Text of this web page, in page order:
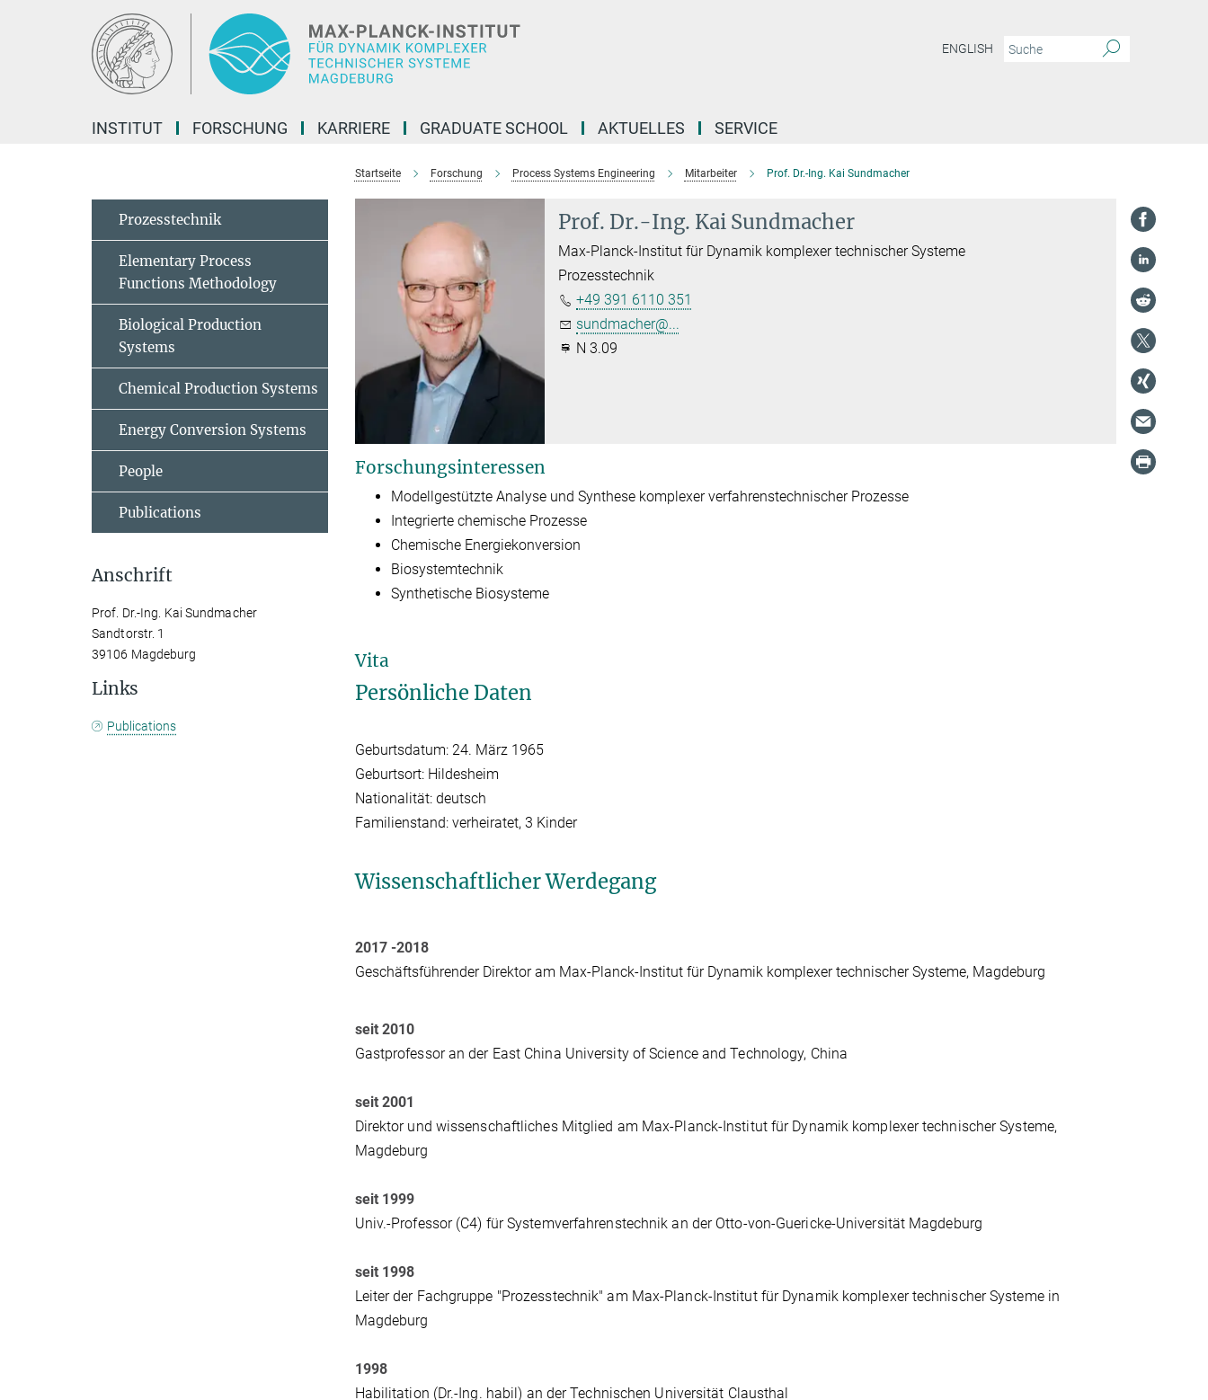
ENGLISH
INSTITUT FORSCHUNG KARRIERE GRADUATE SCHOOL AKTUELLES SERVICE
Startseite Forschung Process Systems Engineering Mitarbeiter Prof. Dr.-Ing. Kai Sundmacher
Prof. Dr.-Ing. Kai Sundmacher
Max-Planck-Institut für Dynamik komplexer technischer Systeme
Prozesstechnik
+49 391 6110 351
sundmacher@...
N 3.09
Forschungsinteressen
Modellgestützte Analyse und Synthese komplexer verfahrenstechnischer Prozesse
Integrierte chemische Prozesse
Chemische Energiekonversion
Biosystemtechnik
Synthetische Biosysteme
Vita
Persönliche Daten
Geburtsdatum: 24. März 1965
Geburtsort: Hildesheim
Nationalität: deutsch
Familienstand: verheiratet, 3 Kinder
Wissenschaftlicher Werdegang
2017 -2018
Geschäftsführender Direktoram Max-Planck-Institut für Dynamik komplexer technischer Systeme, Magdeburg
seit 2010
Gastprofessor an der East China University of Science and Technology, China
seit 2001
Direktor und wissenschaftliches Mitglied am Max-Planck-Institut für Dynamik komplexer technischer Systeme,
Magdeburg
seit 1999
Univ.-Professor (C4) für Systemverfahrenstechnik an der Otto-von-Guericke-Universität Magdeburg
seit 1998
Leiter der Fachgruppe "Prozesstechnik" am Max-Planck-Institut für Dynamik komplexer technischer Systeme in
Magdeburg
1998
Habilitation (Dr.-Ing. habil) an der Technischen Universität Clausthal
Prozesstechnik
Elementary Process
Functions Methodology
Biological Production
Systems
Chemical Production Systems
Energy Conversion Systems
People
Publications
Anschrift
Prof. Dr.-Ing. Kai Sundmacher
Sandtorstr. 1
39106 Magdeburg
Links
Publications